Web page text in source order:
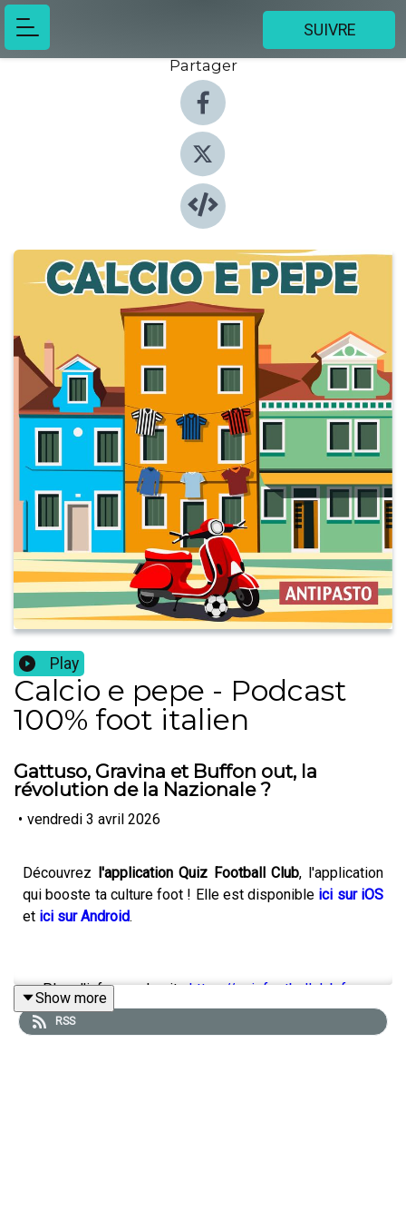
SUIVRE
Partager
Play
Calcio e pepe - Podcast
100% foot italien
Gattuso, Gravina et Buffon out, la
révolution de la Nazionale ?
• vendredi 3 avril 2026
Découvrez l'application Quiz Football Club, l'application
qui booste ta culture foot ! Elle est disponible ici sur iOS
et ici sur Android.
== Plus d'infos sur le sitehttps://quizfootballclub.fr
Show more
RSS